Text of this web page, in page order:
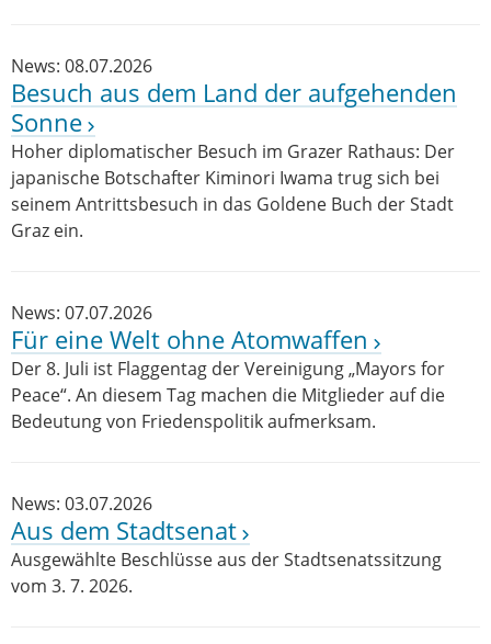
News: 08.07.2026
Besuch aus dem Land der aufgehenden
Sonne
Hoher diplomatischer Besuch im Grazer Rathaus: Der
japanische Botschafter Kiminori Iwama trug sich bei
seinem Antrittsbesuch in das Goldene Buch der Stadt
Graz ein.
News: 07.07.2026
Für eine Welt ohne Atomwaffen
Der 8. Juli ist Flaggentag der Vereinigung „Mayors for
Peace“. An diesem Tag machen die Mitglieder auf die
Bedeutung von Friedenspolitik aufmerksam.
News: 03.07.2026
Aus dem Stadtsenat
Ausgewählte Beschlüsse aus der Stadtsenatssitzung
vom 3. 7. 2026.